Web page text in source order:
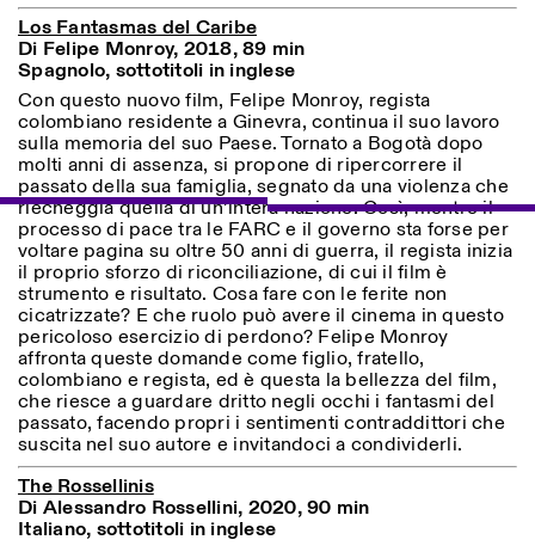
Designed by Dallas
Los Fantasmas del Caribe
Di Felipe Monroy, 2018, 89 min
Spagnolo, sottotitoli in inglese
Con questo nuovo film, Felipe Monroy, regista
colombiano residente a Ginevra, continua il suo lavoro
sulla memoria del suo Paese. Tornato a Bogotà dopo
molti anni di assenza, si propone di ripercorrere il
passato della sua famiglia, segnato da una violenza che
riecheggia quella di un’intera nazione. Così, mentre il
processo di pace tra le FARC e il governo sta forse per
voltare pagina su oltre 50 anni di guerra, il regista inizia
il proprio sforzo di riconciliazione, di cui il film è
strumento e risultato. Cosa fare con le ferite non
cicatrizzate? E che ruolo può avere il cinema in questo
pericoloso esercizio di perdono? Felipe Monroy
affronta queste domande come figlio, fratello,
colombiano e regista, ed è questa la bellezza del film,
che riesce a guardare dritto negli occhi i fantasmi del
passato, facendo propri i sentimenti contraddittori che
suscita nel suo autore e invitandoci a condividerli.
The Rossellinis
Di Alessandro Rossellini, 2020, 90 min
Italiano, sottotitoli in inglese